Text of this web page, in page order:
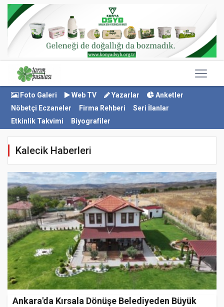
Foto Galeri Web TV Yazarlar
Anketler
Nöbetçi Eczaneler
Firma Rehberi
Seri İlanlar
Etkinlik Takvimi
Biyografiler
Kalecik Haberleri
Ankara'da Kırsala Dönüşe Belediyeden Büyük